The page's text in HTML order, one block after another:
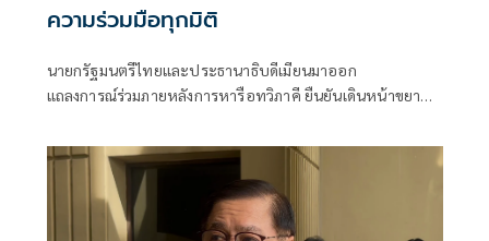
ความร่วมมือทุกมิติ
นายกรัฐมนตรีไทยและประธานาธิบดีเมียนมาออก
แถลงการณ์ร่วมภายหลังการหารือทวิภาคี ยืนยันเดินหน้าขยาย
ปราบปรามอาชญากรรมข้ามชา